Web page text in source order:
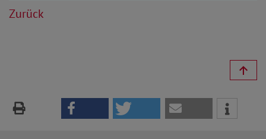
Zurück